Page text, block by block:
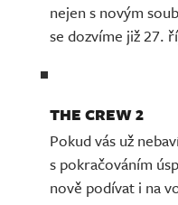
nejen s novým
se dozvíme již 27.
THE CREW 2
Pokud vás už
s pokračováním
nově podívat i na